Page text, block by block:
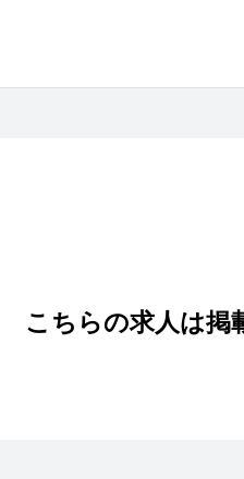
こちらの求人は掲